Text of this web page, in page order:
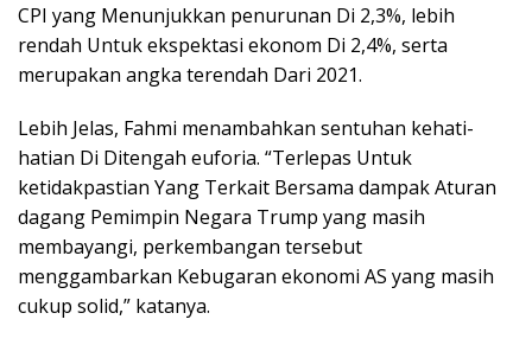
CPI yang Menunjukkan penurunan Di 2,3%, lebih
rendah Untuk ekspektasi ekonom Di 2,4%, serta
merupakan angka terendah Dari 2021.
Lebih Jelas, Fahmi menambahkan sentuhan kehati-
hatian Di Ditengah euforia. “Terlepas Untuk
ketidakpastian Yang Terkait Bersama dampak Aturan
dagang Pemimpin Negara Trump yang masih
membayangi, perkembangan tersebut
menggambarkan Kebugaran ekonomi AS yang masih
cukup solid,” katanya.